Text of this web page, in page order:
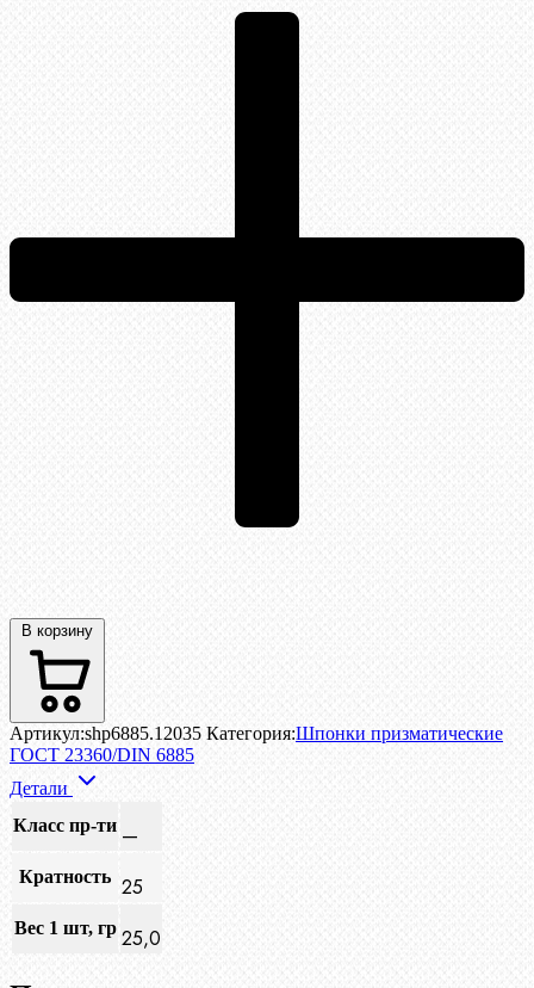
В корзину
Артикул:shp6885.12035 Категория:Шпонки призматические
ГОСТ 23360/DIN 6885
Детали
Класс пр-ти —
Кратность 25
Вес 1 шт, гр 25,0